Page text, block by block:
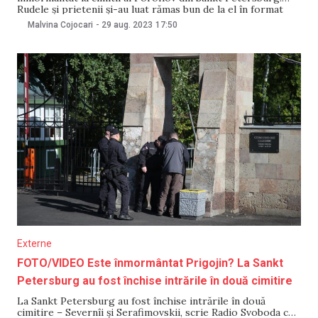
Rudele și prietenii și-au luat rămas bun de la el în format
închis. Despre aceasta a informat, pe 29 august, serviciul de
presă al liderului decedat al mercenarilor Wagner,
Federației
Malvina Cojocari - 29 aug. 2023 17:50
Externe
FOTO/VIDEO Este înmormântat Prigojin? La Sankt
Petersburg au fost închise intrările în două cimitire
La Sankt Petersburg au fost închise intrările în două
cimitire – Severnîi și Serafimovskii, scrie Radio Svoboda cu